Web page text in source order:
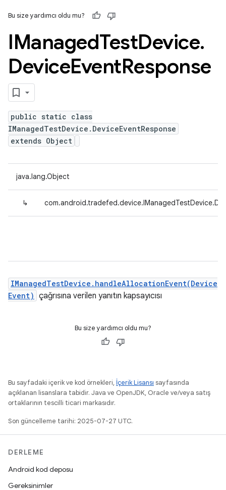
Bu size yardımcı oldu mu?
IManagedTestDevice.
DeviceEventResponse
public static class
IManagedTestDevice.DeviceEventResponse
extends Object
java.lang.Object
↳
IManagedTestDevice.handleAllocationEvent(Device
Event) çağrısına verilen yanıtın kapsayıcısı
Bu size yardımcı oldu mu?
Bu sayfadaki içerik ve kod örnekleri, İçerik Lisansı sayfasında
açıklanan lisanslara tabidir. Java ve OpenJDK, Oracle ve/veya satış
ortaklarının tescilli ticari markasıdır.
Son güncelleme tarihi: 2025-07-27 UTC.
DERLEME
Android kod deposu
Gereksinimler